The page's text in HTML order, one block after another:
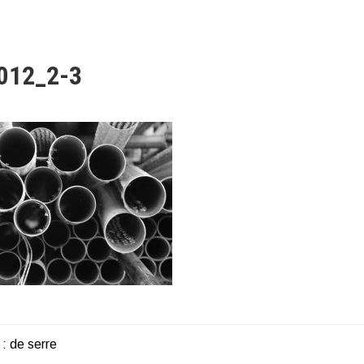
3
de serre